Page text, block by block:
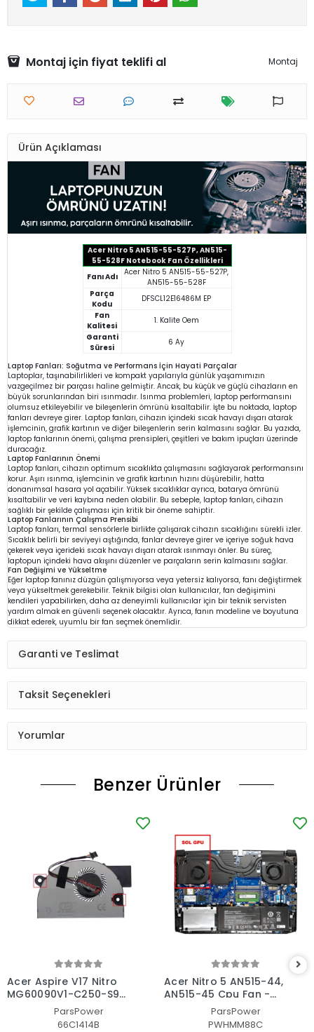
Montaj için fiyat teklifi al Montaj
Ürün Açıklaması
Acer Nitro 5 AN515-55-527P, AN515-
55-528F Notebook Fan Özellikleri
Fanı Adı
Acer Nitro 5 AN515-55-527P,
AN515-55-528F
Parça
Kodu
DFSCL12E16486M EP
Fan
Kalitesi
1. Kalite Oem
Garanti
Süresi
6 Ay
Laptop Fanları: Soğutma ve Performans İçin Hayati Parçalar
Laptoplar, taşınabilirlikleri ve kompakt yapılarıyla günlük yaşamımızın
vazgeçilmez bir parçası haline gelmiştir. Ancak, bu küçük ve güçlü cihazların en
büyük sorunlarından biri ısınmadır. Isınma problemleri, laptop performansını
olumsuz etkileyebilir ve bileşenlerin ömrünü kısaltabilir. İşte bu noktada, laptop
fanları devreye girer. Laptop fanları, cihazın içindeki sıcak havayı dışarı atarak
işlemcinin, grafik kartının ve diğer bileşenlerin serin kalmasını sağlar. Bu yazıda,
laptop fanlarının önemi, çalışma prensipleri, çeşitleri ve bakım ipuçları üzerinde
duracağız.
Laptop Fanlarının Önemi
Laptop fanları, cihazın optimum sıcaklıkta çalışmasını sağlayarak performansını
korur. Aşırı ısınma, işlemcinin ve grafik kartının hızını düşürebilir, hatta
donanımsal hasara yol açabilir. Yüksek sıcaklıklar ayrıca, batarya ömrünü
kısaltabilir ve veri kaybına neden olabilir. Bu sebeple, laptop fanları, cihazın
sağlıklı bir şekilde çalışması için kritik bir öneme sahiptir.
Laptop Fanlarının Çalışma Prensibi
Laptop fanları, termal sensörlerle birlikte çalışarak cihazın sıcaklığını sürekli izler.
Sıcaklık belirli bir seviyeyi aştığında, fanlar devreye girer ve içeriye soğuk hava
çekerek veya içerideki sıcak havayı dışarı atarak ısınmayı önler. Bu süreç,
laptopun içindeki hava akışını düzenler ve parçaların serin kalmasını sağlar.
Fan Değişimi ve Yükseltme
Eğer laptop fanınız düzgün çalışmıyorsa veya yetersiz kalıyorsa, fanı değiştirmek
veya yükseltmek gerekebilir. Teknik bilgisi olan kullanıcılar, fan değişimini
kendileri yapabilirken, daha az deneyimli kullanıcılar için bir teknik servisten
yardım almak en güvenli seçenek olacaktır. Ayrıca, fanın modeline ve boyutuna
dikkat ederek, uyumlu bir fan seçmek önemlidir.
Garanti ve Teslimat
Taksit Seçenekleri
Yorumlar
Benzer Ürünler
Acer Aspire V17 Nitro
MG60090V1-C250-S9C
CPU Fan - İşlemci Fanı
ParsPower
66C1414B
Acer Nitro 5 AN515-44,
AN515-45 Cpu Fan -
İşlemci Fanı Ver.2
ParsPower
PWHMM88C